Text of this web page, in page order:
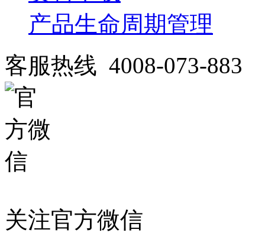
产品生命周期管理
客服热线 4008-073-883
关注官方微信